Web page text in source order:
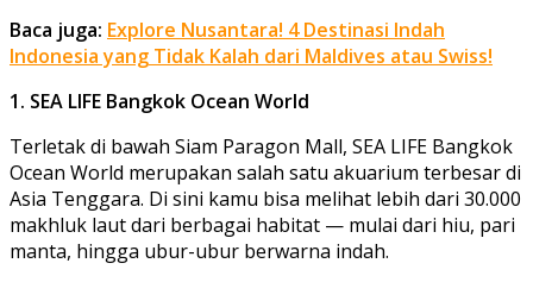
Baca juga: Explore Nusantara! 4 Destinasi Indah
Indonesia yang Tidak Kalah dari Maldives atau Swiss!
1. SEA LIFE Bangkok Ocean World
Terletak di bawah Siam Paragon Mall, SEA LIFE Bangkok
Ocean World merupakan salah satu akuarium terbesar di
Asia Tenggara. Di sini kamu bisa melihat lebih dari 30.000
makhluk laut dari berbagai habitat — mulai dari hiu, pari
manta, hingga ubur-ubur berwarna indah.